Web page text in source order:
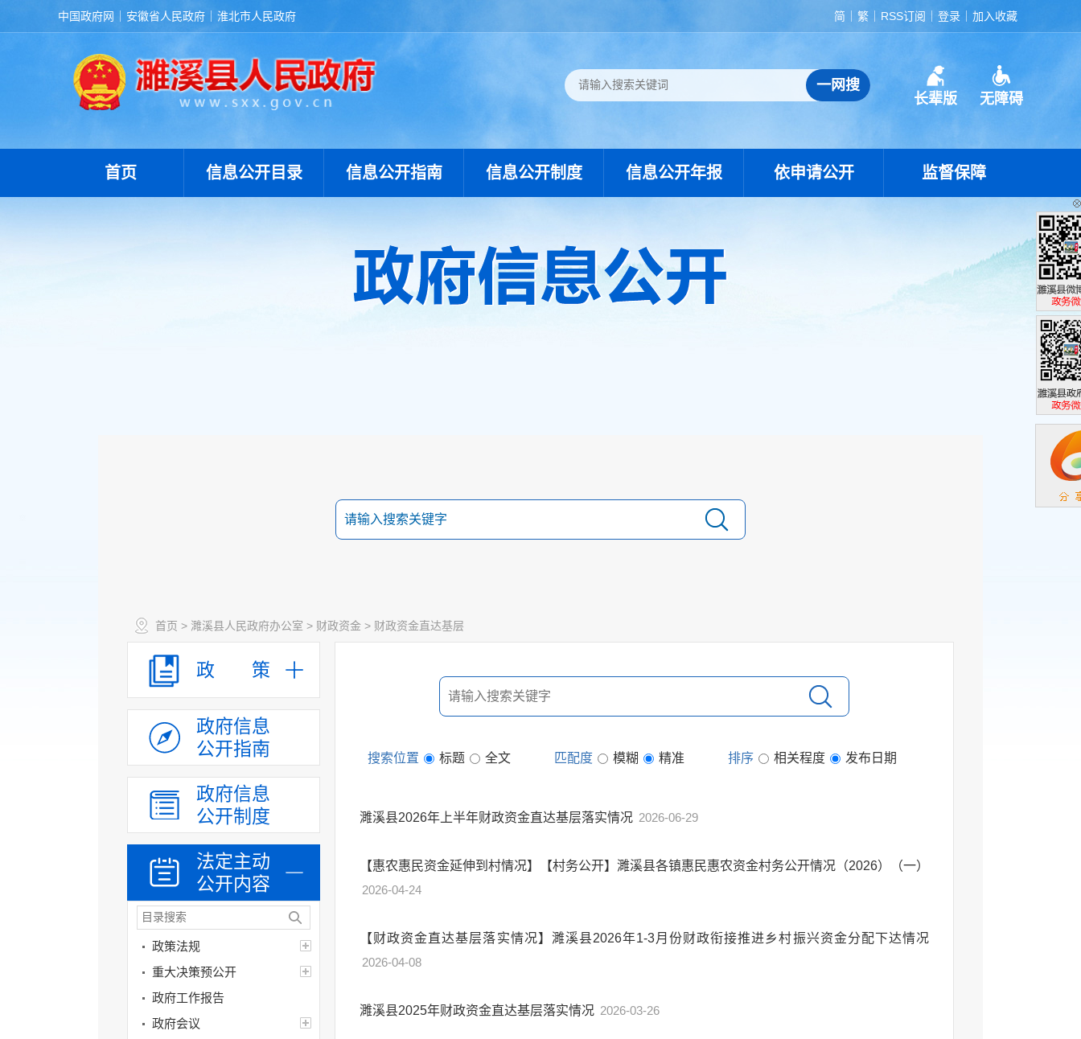
中国政府网 安徽省人民政府 淮北市人民政府 简 繁 RSS订阅 登录 加入收藏
长辈版 无障碍
首页 信息公开目录 信息公开指南 信息公开制度 信息公开年报 依申请公开 监督保障
首页 > 濉溪县人民政府办公室 > 财政资金 > 财政资金直达基层
政 策
政府信息
公开指南
政府信息
公开制度
法定主动
公开内容
政策法规
重大决策预公开
政府工作报告
政府会议
搜索位置 标题 全文 匹配度 模糊 精准 排序 相关程度 发布日期
濉溪县2026年上半年财政资金直达基层落实情况 2026-06-29
【惠农惠民资金延伸到村情况】【村务公开】濉溪县各镇惠民惠农资金村务公开情况（2026）（一）
2026-04-24
【财政资金直达基层落实情况】濉溪县2026年1-3月份财政衔接推进乡村振兴资金分配下达情况
2026-04-08
濉溪县2025年财政资金直达基层落实情况 2026-03-26
濉溪县政
政务微博
濉溪县政
政务微信